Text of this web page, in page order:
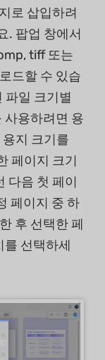
로 삽입하려
. 팝업 창에서
tiff 또는
드할 수 있습
파일 크기별
사용하려면 용
지 크기를
페이지 크기
다음 첫 페이
페이지 중 하
후 선택한 페
를 선택하세